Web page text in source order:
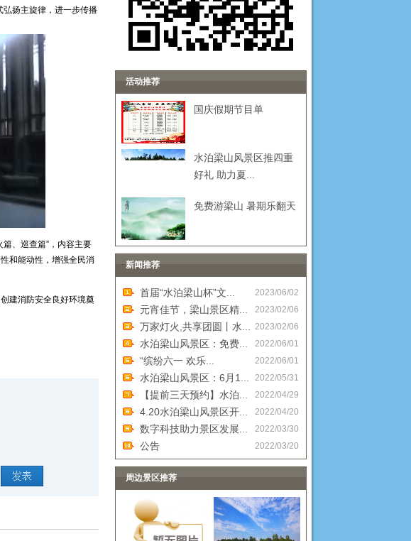
扬主旋律，进一步传播
、巡查篇”，内容主要
和能动性，增强全民消
建消防安全良好环境奠
活动推荐
国庆假期节目单
水泊梁山风景区推四重
好礼 助力夏...
免费游梁山 暑期乐翻天
新闻推荐
2023/06/02
首届“水泊梁山杯”文...
2023/02/06
元宵佳节，梁山景区精...
2023/02/06
万家灯火,共享团圆丨水...
2022/06/01
水泊梁山风景区：免费...
2022/06/01
“缤纷六一 欢乐...
2022/05/31
水泊梁山风景区：6月1...
2022/04/29
【提前三天预约】水泊...
2022/04/20
4.20水泊梁山风景区开...
2022/03/30
数字科技助力景区发展...
2022/03/20
公告
周边景区推荐